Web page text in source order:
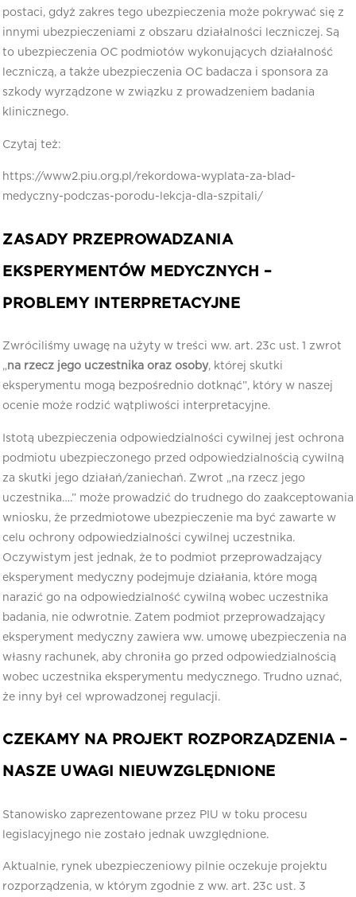
postaci, gdyż zakres tego ubezpieczenia może pokrywać się z
innymi ubezpieczeniami z obszaru działalności leczniczej. Są
to ubezpieczenia OC podmiotów wykonujących działalność
leczniczą, a także ubezpieczenia OC badacza i sponsora za
szkody wyrządzone w związku z prowadzeniem badania
klinicznego.
Czytaj też:
https://www2.piu.org.pl/rekordowa-wyplata-za-blad-
medyczny-podczas-porodu-lekcja-dla-szpitali/
ZASADY PRZEPROWADZANIA
EKSPERYMENTÓW MEDYCZNYCH –
PROBLEMY INTERPRETACYJNE
Zwróciliśmy uwagę na użyty w treści ww. art. 23c ust. 1 zwrot
„na rzecz jego uczestnika oraz osoby, której skutki
eksperymentu mogą bezpośrednio dotknąć”, który w naszej
ocenie może rodzić wątpliwości interpretacyjne.
Istotą ubezpieczenia odpowiedzialności cywilnej jest ochrona
podmiotu ubezpieczonego przed odpowiedzialnością cywilną
za skutki jego działań/zaniechań. Zwrot „na rzecz jego
uczestnika….” może prowadzić do trudnego do zaakceptowania
wniosku, że przedmiotowe ubezpieczenie ma być zawarte w
celu ochrony odpowiedzialności cywilnej uczestnika.
Oczywistym jest jednak, że to podmiot przeprowadzający
eksperyment medyczny podejmuje działania, które mogą
narazić go na odpowiedzialność cywilną wobec uczestnika
badania, nie odwrotnie. Zatem podmiot przeprowadzający
eksperyment medyczny zawiera ww. umowę ubezpieczenia na
własny rachunek, aby chroniła go przed odpowiedzialnością
wobec uczestnika eksperymentu medycznego. Trudno uznać,
że inny był cel wprowadzonej regulacji.
CZEKAMY NA PROJEKT ROZPORZĄDZENIA –
NASZE UWAGI NIEUWZGLĘDNIONE
Stanowisko zaprezentowane przez PIU w toku procesu
legislacyjnego nie zostało jednak uwzględnione.
Aktualnie, rynek ubezpieczeniowy pilnie oczekuje projektu
rozporządzenia, w którym zgodnie z ww. art. 23c ust. 3